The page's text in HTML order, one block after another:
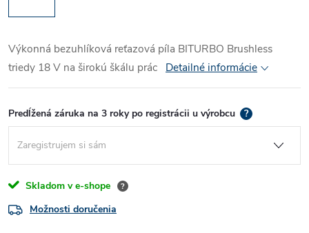
Výkonná bezuhlíková reťazová píla BITURBO Brushless
triedy 18 V na širokú škálu prác
Detailné informácie
Predĺžená záruka na 3 roky po registrácii u výrobcu ?
Skladom v e-shope ?
Možnosti doručenia